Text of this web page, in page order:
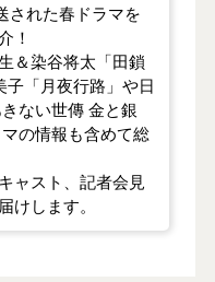
された春ドラマを
！
＆染谷将太「田鎖
「月夜行路」や日
ない世傳 金と銀
の情報も含めて総
ャスト、記者会見
けします。